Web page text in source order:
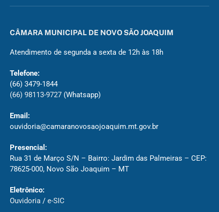
CÂMARA MUNICIPAL DE NOVO SÃO JOAQUIM
Atendimento de segunda a sexta de 12h às 18h
Telefone:
(66) 3479-1844
(66) 98113-9727 (Whatsapp)
Email:
ouvidoria@camaranovosaojoaquim.mt.gov.br
Presencial:
Rua 31 de Março S/N – Bairro: Jardim das Palmeiras – CEP:
78625-000, Novo São Joaquim – MT
Eletrônico:
Ouvidoria / e-SIC